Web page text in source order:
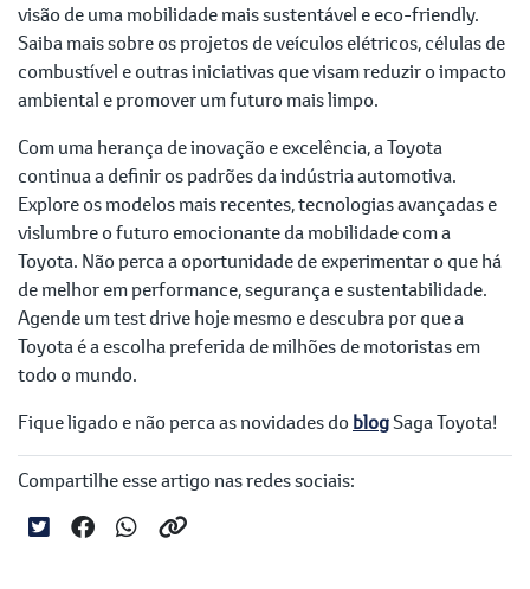
visão de uma mobilidade mais sustentável e eco-friendly.
Saiba mais sobre os projetos de veículos elétricos, células de
combustível e outras iniciativas que visam reduzir o impacto
ambiental e promover um futuro mais limpo.
Com uma herança de inovação e excelência, a Toyota
continua a definir os padrões da indústria automotiva.
Explore os modelos mais recentes, tecnologias avançadas e
vislumbre o futuro emocionante da mobilidade com a
Toyota. Não perca a oportunidade de experimentar o que há
de melhor em performance, segurança e sustentabilidade.
Agende um test drive hoje mesmo e descubra por que a
Toyota é a escolha preferida de milhões de motoristas em
todo o mundo.
Fique ligado e não perca as novidades do blogSaga Toyota!
Compartilhe esse artigo nas redes sociais: